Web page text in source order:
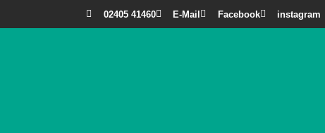
02405 41460 E-Mail Facebook instagram